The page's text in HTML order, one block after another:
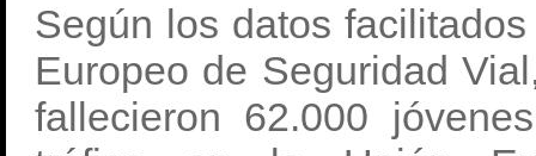
Según los datos
Europeo de Seguridad
fallecieron 62.000